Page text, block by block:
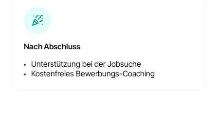
Nach Abschluss
Unterstützung bei der Jobsuche
Kostenfreies Bewerbungs-Coaching